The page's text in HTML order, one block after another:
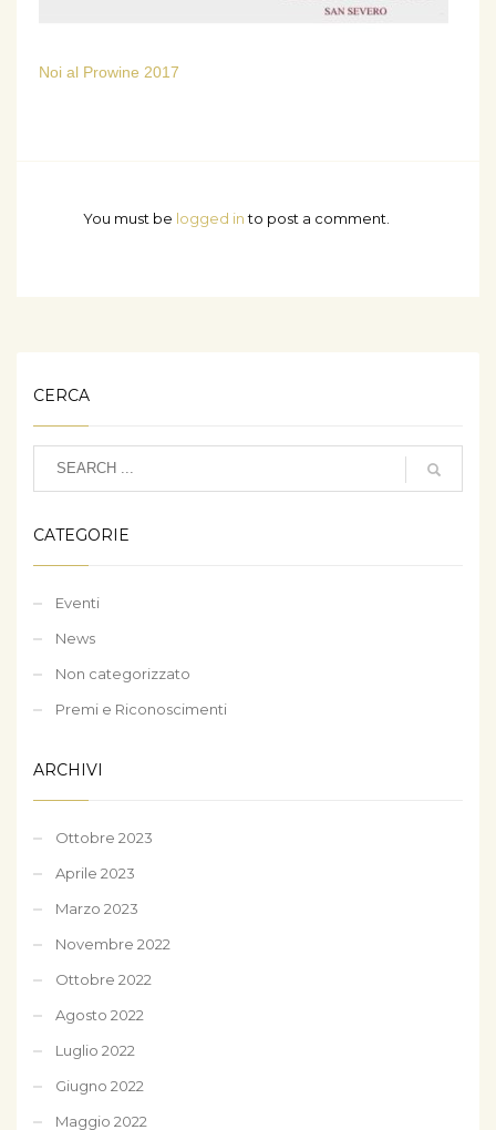
Noi al Prowine 2017
You must be logged into post a comment.
CERCA
CATEGORIE
Eventi
News
Non categorizzato
Premi e Riconoscimenti
ARCHIVI
Ottobre 2023
Aprile 2023
Marzo 2023
Novembre 2022
Ottobre 2022
Agosto 2022
Luglio 2022
Giugno 2022
Maggio 2022